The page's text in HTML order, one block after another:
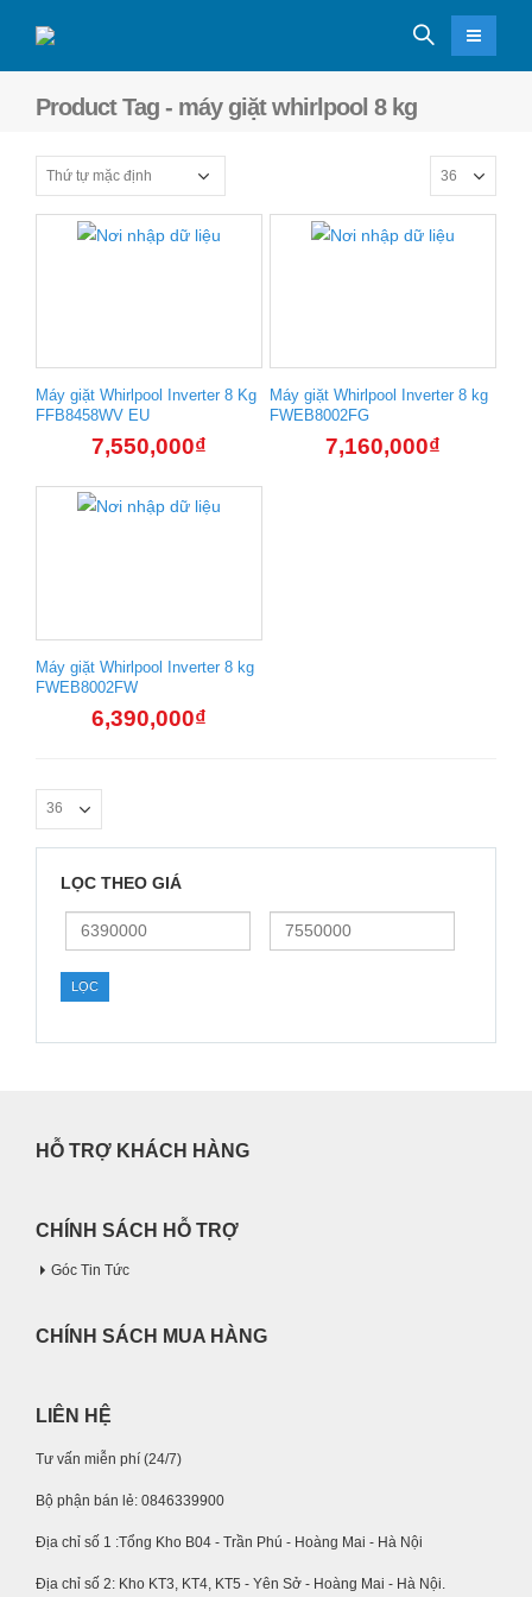
Product Tag - máy giặt whirlpool 8 kg
Máy giặt Whirlpool Inverter 8 Kg
FFB8458WV EU
7,550,000₫
Máy giặt Whirlpool Inverter 8 kg
FWEB8002FG
7,160,000₫
Máy giặt Whirlpool Inverter 8 kg
FWEB8002FW
6,390,000₫
LỌC THEO GIÁ
Giá
nhất
Giá
LỌC
HỖ TRỢ KHÁCH HÀNG
CHÍNH SÁCH HỖ TRỢ
Góc Tin Tức
CHÍNH SÁCH MUA HÀNG
LIÊN HỆ
Tư vấn miễn phí (24/7)
Bộ phận bán lẻ: 0846339900
Địa chỉ số 1 :Tổng Kho B04 - Trần Phú - Hoàng Mai - Hà Nội
Địa chỉ số 2: Kho KT3, KT4, KT5 - Yên Sở - Hoàng Mai - Hà Nội.